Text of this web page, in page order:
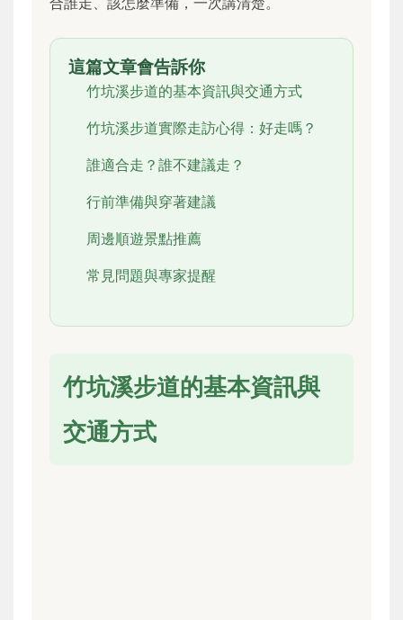
這篇文章會告訴你
竹坑溪步道的基本資訊與交通方式
竹坑溪步道實際走訪心得：好走嗎？
誰適合走？誰不建議走？
行前準備與穿著建議
周邊順遊景點推薦
常見問題與專家提醒
竹坑溪步道的基本資訊與
交通方式